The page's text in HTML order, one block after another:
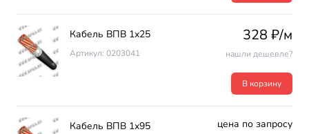
Кабель ВПВ 1х25
Артикул: 0203041
328 ₽/м
нашли дешевле?
В корзину
Кабель ВПВ 1х95 цена по запросу